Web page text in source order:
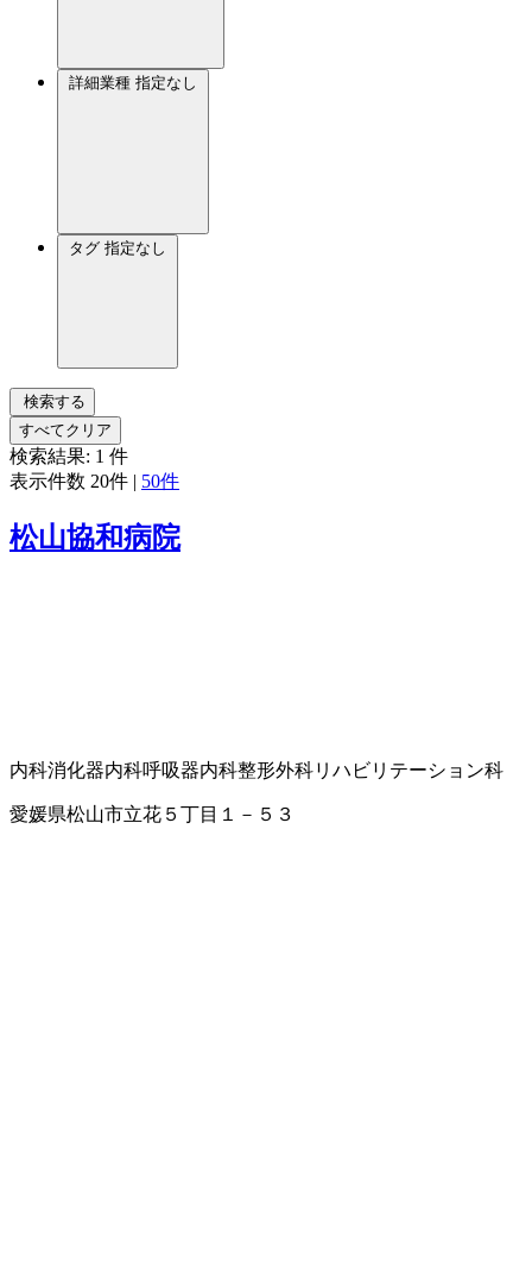
詳細業種 指定なし
タグ 指定なし
検索する
すべてクリア
検索結果: 1 件
表示件数 20件 | 50件
松山協和病院
内科消化器内科呼吸器内科整形外科リハビリテーション科
愛媛県松山市立花５丁目１－５３